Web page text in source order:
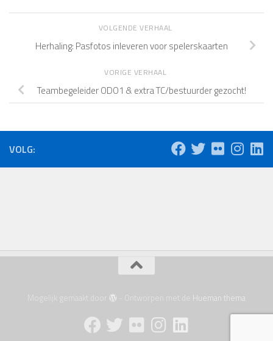
VOLGENDE VERHAAL
Herhaling: Pasfotos inleveren voor spelerskaarten
VORIGE VERHAAL
Teambegeleider ODO1 & extra TC/bestuurder gezocht!
VOLG:
Mogelijk gemaakt door - Ontworpen met de Hueman thema